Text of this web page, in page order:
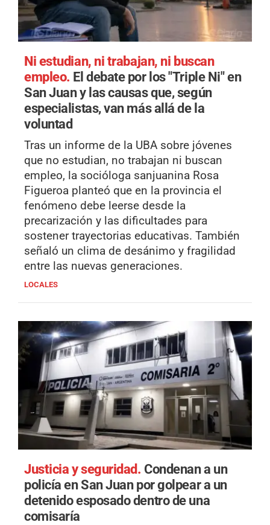
Ni estudian, ni trabajan, ni buscan
empleo. El debate por los "Triple Ni" en
San Juan y las causas que, según
especialistas, van más allá de la
voluntad
Tras un informe de la UBA sobre jóvenes
que no estudian, no trabajan ni buscan
empleo, la socióloga sanjuanina Rosa
Figueroa planteó que en la provincia el
fenómeno debe leerse desde la
precarización y las dificultades para
sostener trayectorias educativas. También
señaló un clima de desánimo y fragilidad
entre las nuevas generaciones.
LOCALES
Justicia y seguridad. Condenan a un
policía en San Juan por golpear a un
detenido esposado dentro de una
comisaría